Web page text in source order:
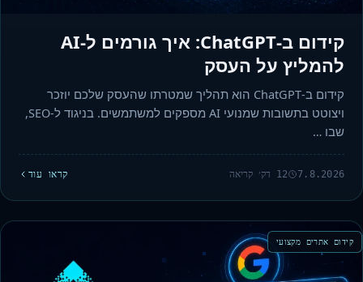
קידום ב-ChatGPT: איך גורמים ל-AI
להמליץ על העסק
קידום ב-ChatGPT הוא תהליך שמטרתו שהעסק שלכם יוזכר
ויצוטט בתשובות שמנועי AI מספקים למשתמשים. בניגוד ל-SEO,
שבו …
7.8.2026 12 דק׳ קריאה קראו עוד
קידום אתרים מקצועי